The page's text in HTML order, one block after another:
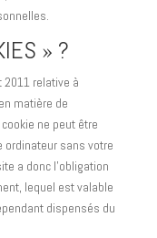
» ?
2011 relative à
matière de
ne peut être
sans votre
a donc l’obligation
lequel est valable
dispensés du